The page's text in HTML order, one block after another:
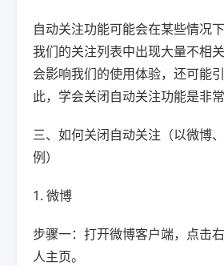
自动关注功能可能会在某些情况
我们的关注列表中出现大量不相
会影响我们的使用体验，还可能
此，学会关闭自动关注功能是非常
三、如何关闭自动关注（以微博
例）
1. 微博
步骤一：打开微博客户端，点击
人主页。